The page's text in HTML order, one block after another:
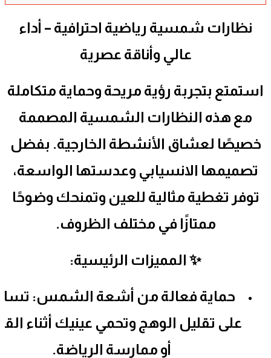
نظارات شمسية رياضية احترافية – أداء
عالي وأناقة عصرية
استمتع بتجربة رؤية مريحة وحماية متكاملة
مع هذه النظارات الشمسية المصممة
خصيصًا لعشاق الأنشطة الخارجية. بفضل
تصميمها الانسيابي وعدستها الواسعة،
توفر تغطية مثالية للعين وتمنحك وضوحًا
ممتازًا في مختلف الظروف.
✨ المميزات الرئيسية:
حماية فعالة من أشعة الشمس:
على تقليل الوهج وتحمي عينيك أثناء
أو ممارسة الرياضة.